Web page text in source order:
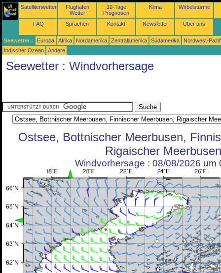
Satellitenwetter
Flughafen
Wetter
10-Tage
Prognosen
Klima Wirbelstürme
FAQ Sprachen Kontakt Newsletter Über uns
Seewetter : Europa Afrika Nordamerika Zentralamerika Südamerika
Nordwest-
Indischer Ozean
Andere
Seewetter : Windvorhersage
Ostsee, Bottnischer Meerbusen,
Rigaischer Meerbusen
Windvorhersage : 08/08/2026 um